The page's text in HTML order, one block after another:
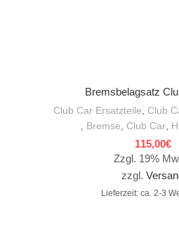
Bremsbelagsatz
Club Car Ersatzteile
Club
Bremse Club Car
115,00€
Zzgl. 19%
zzgl.
Lieferzeit: ca. 2-3